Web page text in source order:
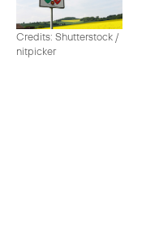
Credits: Shutterstock /
nitpicker